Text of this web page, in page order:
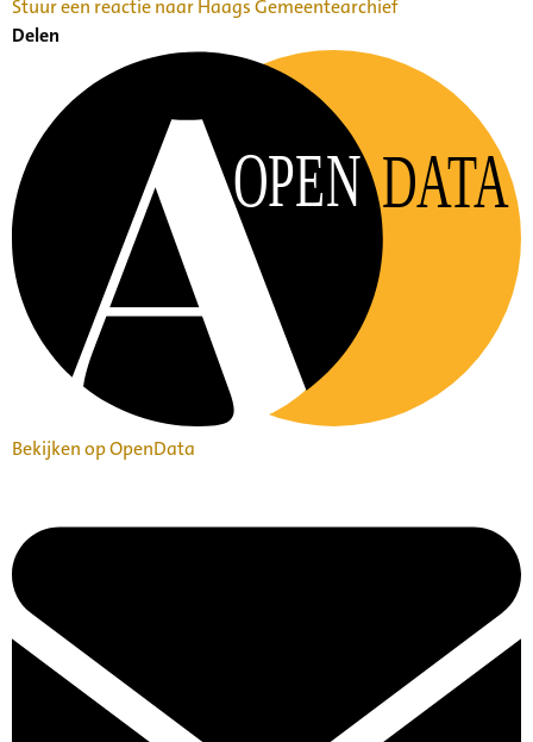
Stuur een reactie naar Haags Gemeentearchief
Delen
OPEN DATA
Bekijken op OpenData